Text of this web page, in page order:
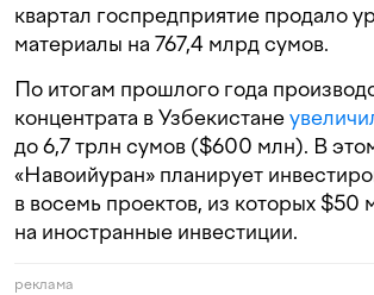
квартал госпредприятие продало
материалы на 767,4 млрд сумов.
По итогам прошлого года
концентрата в Узбекистане
до 6,7 трлн сумов ($600 млн). В
«Навоийуран» планирует
в восемь проектов, из которых $50
на иностранные инвестиции.
реклама